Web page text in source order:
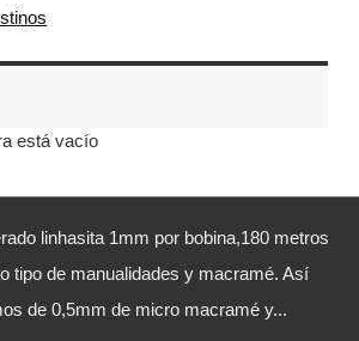
está vacío
linhasita 1mm por bobina,180 metros
tipo de manualidades y macramé. Así
de 0,5mm de micro macramé y...